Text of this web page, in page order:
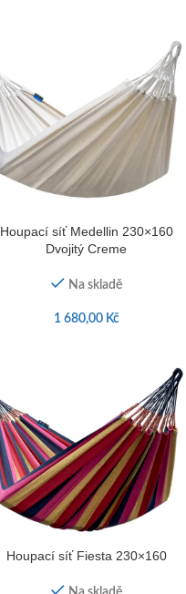
Houpací síť Medellin 230×160
Dvojitý Creme
Na skladě
1 680,00 Kč
Houpací síť Fiesta 230×160